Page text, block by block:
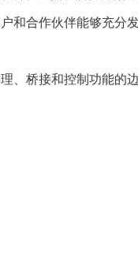
和合作伙伴能够充分
、桥接和控制功能的